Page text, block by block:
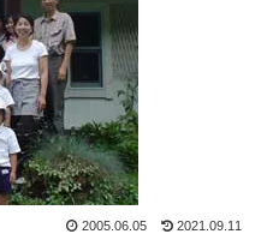
2005.06.05 2021.09.11